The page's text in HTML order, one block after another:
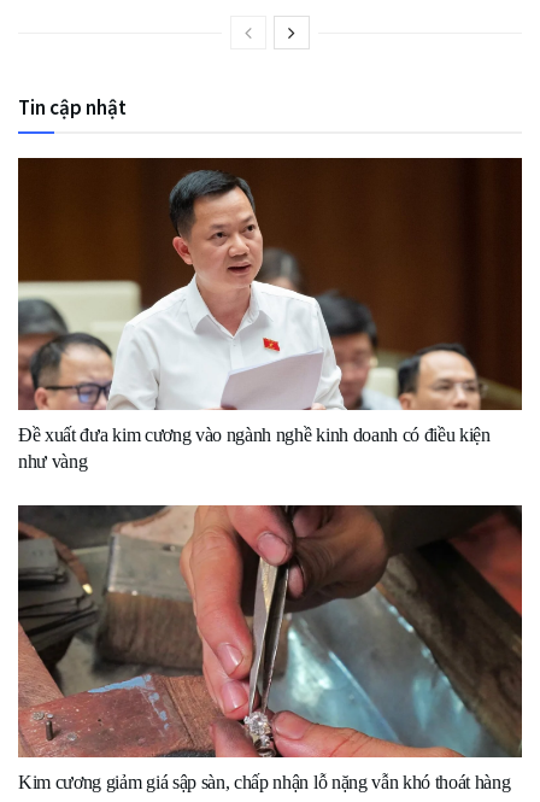
Tin cập nhật
Đề xuất đưa kim cương vào ngành nghề kinh doanh có điều kiện
như vàng
Kim cương giảm giá sập sàn, chấp nhận lỗ nặng vẫn khó thoát hàng